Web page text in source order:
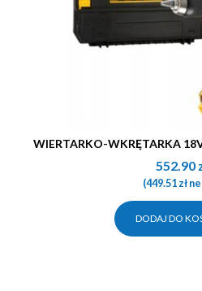
WIERTARKO-WKRĘTARKA
552.90
(449.51zł
DODAJ DO